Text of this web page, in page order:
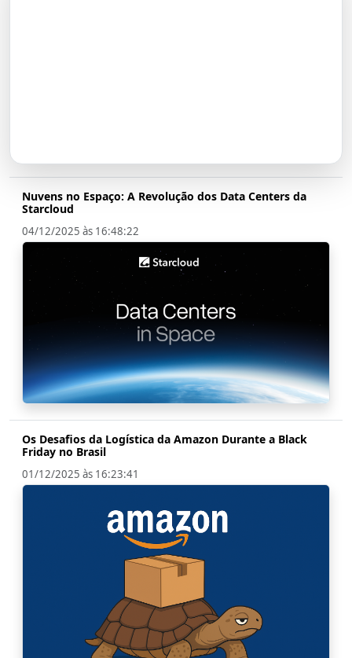
Nuvens no Espaço: A Revolução dos Data Centers da
Starcloud
04/12/2025 às 16:48:22
Os Desafios da Logística da Amazon Durante a Black
Friday no Brasil
01/12/2025 às 16:23:41